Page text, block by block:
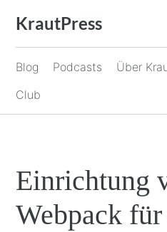
Inhalt
springen
KrautPress
Blog Podcasts Über
Club
Einrichtung
Webpack